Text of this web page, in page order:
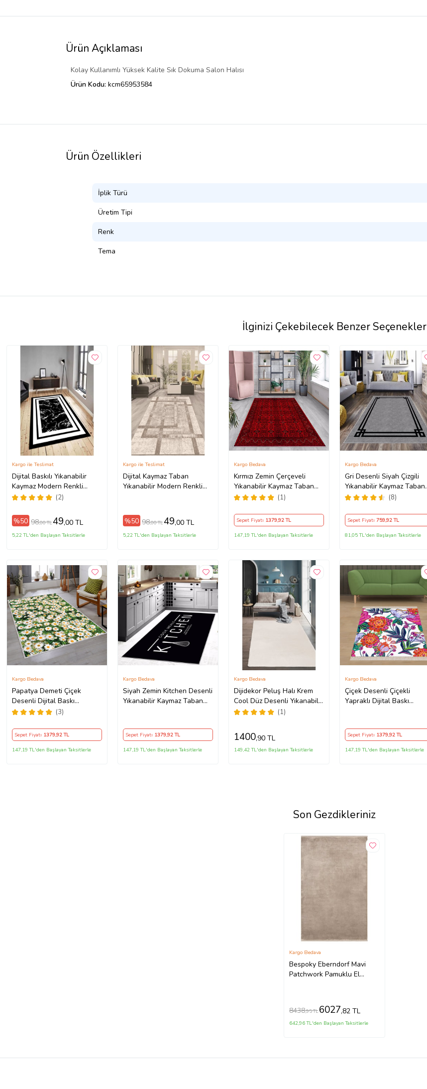
Ürün Açıklaması
Kolay Kullanımlı Yüksek Kalite Sık Dokuma Salon Halısı
Ürün Kodu: kcm65953584
Ürün Özellikleri
İplik Türü
Üretim Tipi
Renk
Tema
İlginizi Çekebilecek Benzer Seçenekler
Dijital Baskılı Yıkanabilir
Kaymaz Modern Renkli
Salon Halısı Mutfak Halısı
(2)
Kargo ile Teslimat
%50 98,00 TL49,00 TL
5,22 TL'den Başlayan Taksitlerle
Dijital Kaymaz Taban
Yıkanabilir Modern Renkli
(Kahverengi)
Kargo ile Teslimat
%50 98,00 TL49,00 TL
5,22 TL'den Başlayan Taksitlerle
Kırmızı Zemin Çerçeveli
Yıkanabilir Kaymaz Taban
Leke Tutmaz Modern Salon
Kırmızı)
(1)
Kargo Bedava
Sepet Fiyatı 1379,92 TL
147,19 TL'den Başlayan Taksitlerle
Gri Desenli Siyah Çizgili
Yıkanabilir Kaymaz Taban
Leke Tutmaz Modern Salon
(8)
Kargo Bedava
Sepet Fiyatı 759,92 TL
81,05 TL'den Başlayan Taksitlerle
Papatya Demeti Çiçek
Desenli Dijital Baskı
Yıkanabilir Kaymaz Taban
(3)
Kargo Bedava
Sepet Fiyatı 1379,92 TL
147,19 TL'den Başlayan Taksitlerle
Siyah Zemin Kitchen Desenli
Yıkanabilir Kaymaz Taban
Kargo Bedava
Sepet Fiyatı 1379,92 TL
147,19 TL'den Başlayan Taksitlerle
Dijidekor Peluş Halı Krem
Cool Düz Desenli Yıkanabilir
Post Yolluk Kilim Salon
(1)
Kargo Bedava
1400,90 TL
149,42 TL'den Başlayan Taksitlerle
Çiçek Desenli Çiçekli
Yapraklı Dijital Baskı
(Çok Renkli)
Kargo Bedava
Sepet Fiyatı 1379,92 TL
147,19 TL'den Başlayan Taksitlerle
Son Gezdikleriniz
Bespoky Eberndorf Mavi
Patchwork Pamuklu El
Kargo Bedava
8438,95 TL 6027,82 TL
642,96 TL'den Başlayan Taksitlerle